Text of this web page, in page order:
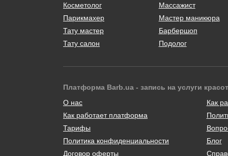
Косметолог
Массажист
Парикмахер
Мастер маникюра
Тату мастер
Барбершоп
Тату салон
Подолог
Платформа Barb.ua - запись на услуги
О нас
Как работает платформа
Тарифы
Политика конфиденциальности
Договор оферты
Как
Блог